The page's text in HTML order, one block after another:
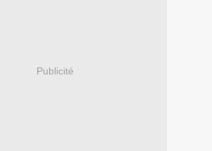
Publicité